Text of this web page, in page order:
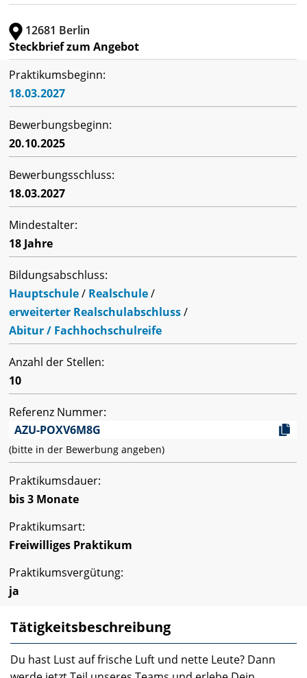
12681 Berlin
Steckbrief zum Angebot
Praktikumsbeginn:
18.03.2027
Bewerbungsbeginn:
20.10.2025
Bewerbungsschluss:
18.03.2027
Mindestalter:
18 Jahre
Bildungsabschluss:
Hauptschule/ Realschule/
erweiterter Realschulabschluss/
Abitur / Fachhochschulreife
Anzahl der Stellen:
10
Referenz Nummer:
AZU-POXV6M8G
(bitte in der Bewerbung angeben)
Praktikumsdauer:
bis 3 Monate
Praktikumsart:
Freiwilliges Praktikum
Praktikumsvergütung:
ja
Tätigkeitsbeschreibung
Du hast Lust auf frische Luft und nette Leute? Dann